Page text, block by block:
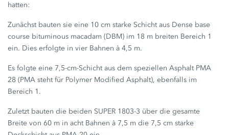
hatten:
Zunächst bauten sie eine 10 cm starke Schicht aus Dense base
course bituminous macadam (DBM) im 18 m breiten Bereich 1
ein. Dies erfolgte in vier Bahnen à4,5 m.
Es folgte eine 7,5-cm-Schicht aus dem speziellen Asphalt PMA
28 (PMA steht für Polymer Modified Asphalt), ebenfalls im
Bereich 1.
Zuletzt bauten die beiden SUPER 1803-3 über die gesamte
Breite von 60 m in acht Bahnen à 7,5 m die 7,5 cm starke